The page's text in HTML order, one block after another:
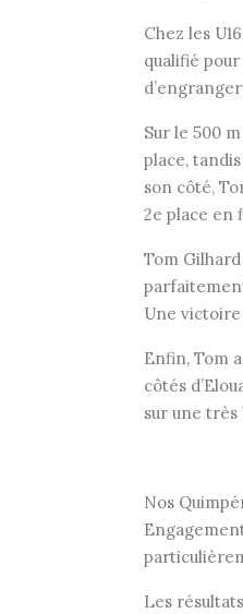
Chez les
qualifié
Sur le 500
place,
son côté,
2e place en
Tom
Une
Enfin, Tom
côtés
sur une
Nos
Les